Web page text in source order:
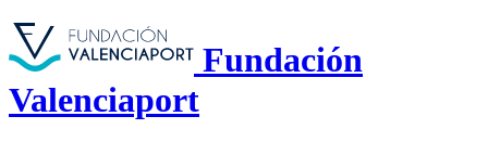
Fundación
Valenciaport